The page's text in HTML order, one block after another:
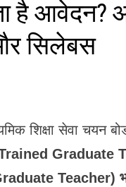
है आवेदन?
सिलेबस
शिक्षा सेवा चयन
Graduate
Teacher)